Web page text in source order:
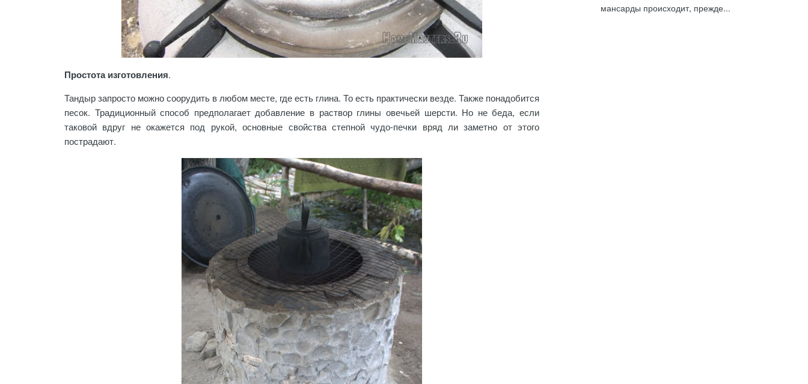
Простота изготовления.
Тандыр запросто можно соорудить в любом месте, где есть глина. То есть практически везде. Также понадобится
песок. Традиционный способ предполагает добавление в раствор глины овечьей шерсти. Но не беда, если
таковой вдруг не окажется под рукой, основные свойства степной чудо-печки вряд ли заметно от этого
пострадают.
мансарды происходит, прежде...